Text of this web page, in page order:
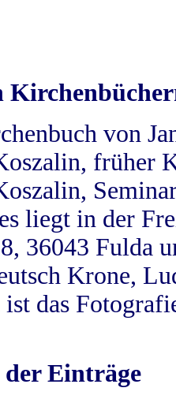
von
früher
liegt in der
36043 Fulda
Krone,
das
der Einträge